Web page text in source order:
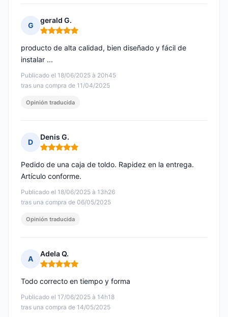
G
gerald G.
Nota: 5 de 5
Publicado el 18/06/2025 à 20h45
tras una compra de 11/04/2025
producto de alta calidad, bien diseñado y fácil de
instalar ...
Opinión traducida
D
Denis G.
Nota: 5 de 5
Publicado el 18/06/2025 à 13h26
tras una compra de 06/05/2025
Pedido de una caja de toldo. Rapidez en la entrega.
Artículo conforme.
Opinión traducida
A
Adela Q.
Nota: 5 de 5
Publicado el 17/06/2025 à 14h18
tras una compra de 14/05/2025
Todo correcto en tiempo y forma